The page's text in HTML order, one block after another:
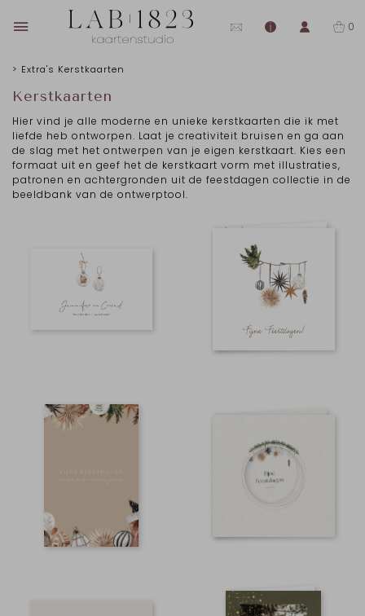
0
> Extra's Kerstkaarten
Kerstkaarten
Hier vind je alle moderne en unieke kerstkaarten die ik met
liefde heb ontworpen. Laat je creativiteit bruisen en ga aan
de slag met het ontwerpen van je eigen kerstkaart. Kies een
formaat uit en geef het de kerstkaart vorm met illustraties,
patronen en achtergronden uit de feestdagen collectie in de
beeldbank van de ontwerptool.